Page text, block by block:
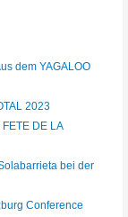
dem YAGALOO
2023
DE LA
bei der
Conference